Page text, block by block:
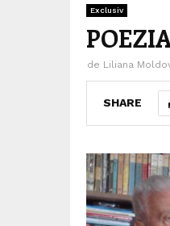
Exclusiv
de Liliana
SHARE